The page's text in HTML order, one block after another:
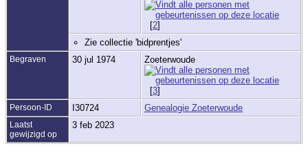
[2]
Zie collectie 'bidprentjes'
Begraven 30 jul 1974 Zoeterwoude
[3]
Persoon-ID I30724 Genealogie Zoeterwoude
Laatst
gewijzigd op
3 feb 2023